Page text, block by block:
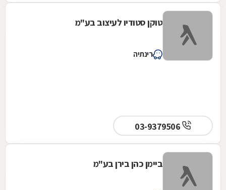
טוקן סטודיו לעיצוב בע"מ
רינתיה
ביימן כהן בירן בע"מ